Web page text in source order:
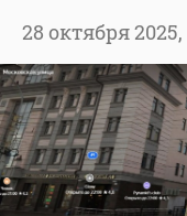
28 октября 2025,